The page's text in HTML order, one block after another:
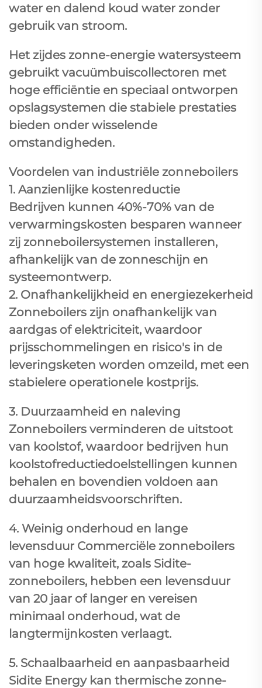
water en dalend koud water zonder
gebruik van stroom.
Het zijdes zonne-energie watersysteem
gebruikt vacuümbuiscollectoren met
hoge efficiëntie en speciaal ontworpen
opslagsystemen die stabiele prestaties
bieden onder wisselende
omstandigheden.
Voordelen van industriële zonneboilers
1. Aanzienlijke kostenreductie
Bedrijven kunnen 40%-70% van de
verwarmingskosten besparen wanneer
zij zonneboilersystemen installeren,
afhankelijk van de zonneschijn en
systeemontwerp.
2. Onafhankelijkheid en energiezekerheid
Zonneboilers zijn onafhankelijk van
aardgas of elektriciteit, waardoor
prijsschommelingen en risico's in de
leveringsketen worden omzeild, met een
stabielere operationele kostprijs.
3. Duurzaamheid en naleving
Zonneboilers verminderen de uitstoot
van koolstof, waardoor bedrijven hun
koolstofreductiedoelstellingen kunnen
behalen en bovendien voldoen aan
duurzaamheidsvoorschriften.
4. Weinig onderhoud en lange
levensduur Commerciële zonneboilers
van hoge kwaliteit, zoals Sidite-
zonneboilers, hebben een levensduur
van 20 jaar of langer en vereisen
minimaal onderhoud, wat de
langtermijnkosten verlaagt.
5. Schaalbaarheid en aanpasbaarheid
Sidite Energy kan thermische zonne-